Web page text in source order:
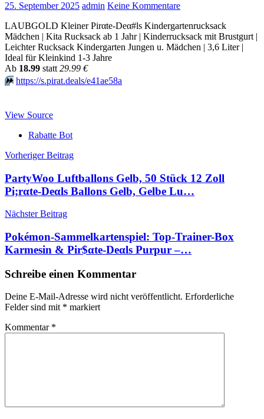
25. September 2025 admin Keine Kommentare
LAUBGOLD Kleiner Pirαtе-Dеα#ls Kindergartenrucksack
Mädchen | Kita Rucksack ab 1 Jahr | Kinderrucksack mit Brustgurt |
Leichter Rucksack Kindergarten Jungen u. Mädchen | 3,6 Liter |
Ideal für Kleinkind 1-3 Jahre
Аb 18.99 statt 29.99 €
⏩️ https://s.pirat.deals/e41ae58a
View Source
Rabatte Bot
Beitragsnavigation
Vorheriger Beitrag
PartyWoo Luftballons Gelb, 50 Stück 12 Zoll
Pi;rαtе-Dеαls Ballons Gelb, Gelbe Lu…
Nächster Beitrag
Pokémon-Sammelkartenspiel: Top-Trainer-Box
Karmesin & Pir$αtе-Dеαls Purpur –…
Schreibe einen Kommentar
Deine E-Mail-Adresse wird nicht veröffentlicht. Erforderliche
Felder sind mit * markiert
Kommentar *